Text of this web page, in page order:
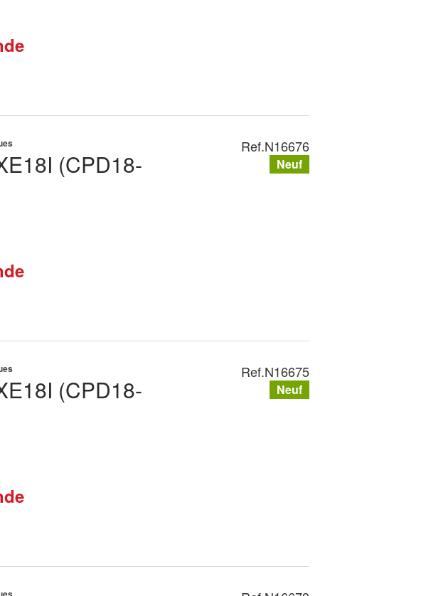
(CPD18-
Ref.N16676
Neuf
(CPD18-
Ref.N16675
Neuf